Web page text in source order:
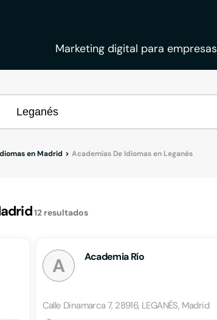
Marketing digital para empresas
en Madrid Academias De Idiomas en Leganés
12 resultados
A Academia Río
Calle Dinamarca 7, 28916, LEGANÉS, Madrid